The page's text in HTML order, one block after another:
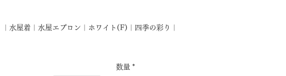
｜水屋着｜水屋エプロン｜ホワイト(F)｜四季の彩り｜
数量 *